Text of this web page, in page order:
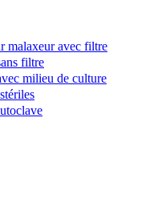
malaxeur avec filtre
filtre
milieu de culture